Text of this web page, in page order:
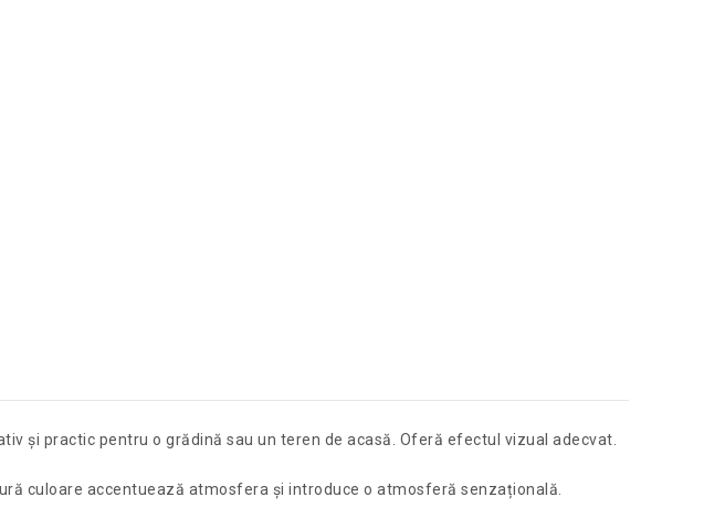
și practic pentru o grădină sau un teren de acasă. Oferă efectul vizual adecvat.
culoare accentuează atmosfera și introduce o atmosferă senzațională.